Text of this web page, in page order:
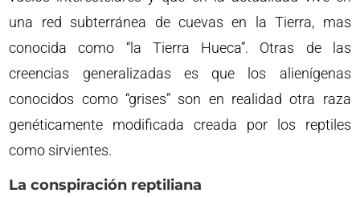
una red subterránea de cuevas en la Tierra, mas
conocida como “la Tierra Hueca”. Otras de las
creencias generalizadas es que los alienígenas
conocidos como “grises” son en realidad otra raza
genéticamente modificada creada por los reptiles
como sirvientes.
La conspiración reptiliana